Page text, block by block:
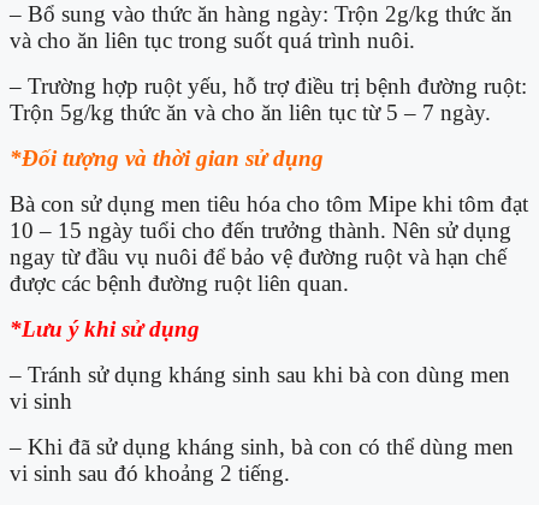
– Bổ sung vào thức ăn hàng ngày: Trộn 2g/kg thức ăn
và cho ăn liên tục trong suốt quá trình nuôi.
– Trường hợp ruột yếu, hỗ trợ điều trị bệnh đường ruột:
Trộn 5g/kg thức ăn và cho ăn liên tục từ 5 – 7 ngày.
*Đối tượng và thời gian sử dụng
Bà con sử dụng men tiêu hóa cho tôm Mipe khi tôm đạt
10 – 15 ngày tuổi cho đến trưởng thành. Nên sử dụng
ngay từ đầu vụ nuôi để bảo vệ đường ruột và hạn chế
được các bệnh đường ruột liên quan.
*Lưu ý khi sử dụng
– Tránh sử dụng kháng sinh sau khi bà con dùng men
vi sinh
– Khi đã sử dụng kháng sinh, bà con có thể dùng men
vi sinh sau đó khoảng 2 tiếng.